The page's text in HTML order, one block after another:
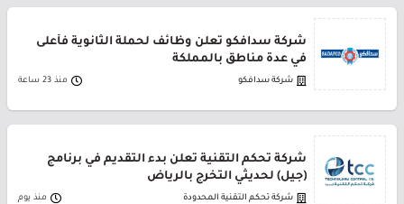
شركة سدافكو تعلن وظائف لحملة الثانوية فأعلى
في عدة مناطق بالمملكة
شركة سدافكو منذ 23 ساعة
شركة تحكم التقنية تعلن بدء التقديم في برنامج
(جيل) لحديثي التخرج بالرياض
شركة تحكم التقنية المحدودة منذ يوم